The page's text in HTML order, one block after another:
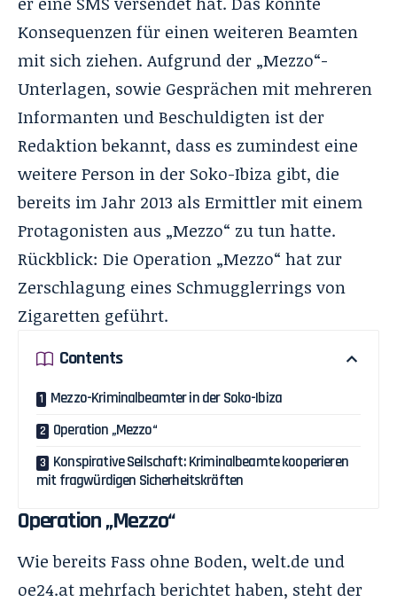
Konsequenzen für einen weiteren Beamten
mit sich ziehen. Aufgrund der „Mezzo“-
Unterlagen, sowie Gesprächen mit mehreren
Informanten und Beschuldigten ist der
Redaktion bekannt, dass es zumindest eine
weitere Person in der Soko-Ibiza gibt, die
bereits im Jahr 2013 als Ermittler mit einem
Protagonisten aus „Mezzo“ zu tun hatte.
Rückblick: Die Operation „Mezzo“ hat zur
Zerschlagung eines Schmugglerrings von
Zigaretten geführt.
Contents
Mezzo-Kriminalbeamter in der Soko-Ibiza
Operation „Mezzo“
Konspirative Seilschaft: Kriminalbeamte kooperieren
mit fragwürdigen Sicherheitskräften
Operation „Mezzo“
Wie bereits Fass ohne Boden, welt.de und
oe24.atmehrfach berichtet haben, steht der